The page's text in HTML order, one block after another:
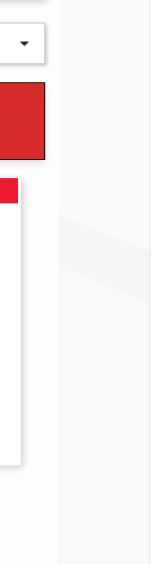
